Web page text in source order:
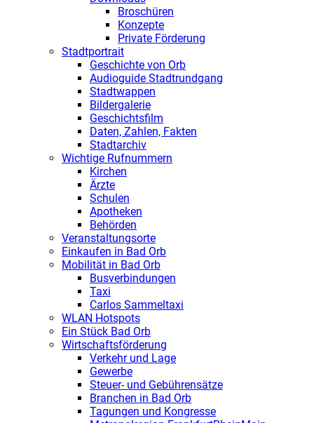
Broschüren
Konzepte
Private Förderung
Stadtportrait
Geschichte von Orb
Audioguide Stadtrundgang
Stadtwappen
Bildergalerie
Geschichtsfilm
Daten, Zahlen, Fakten
Stadtarchiv
Wichtige Rufnummern
Kirchen
Ärzte
Schulen
Apotheken
Behörden
Veranstaltungsorte
Einkaufen in Bad Orb
Mobilität in Bad Orb
Busverbindungen
Taxi
Carlos Sammeltaxi
WLAN Hotspots
Ein Stück Bad Orb
Wirtschaftsförderung
Verkehr und Lage
Gewerbe
Steuer- und Gebührensätze
Branchen in Bad Orb
Tagungen und Kongresse